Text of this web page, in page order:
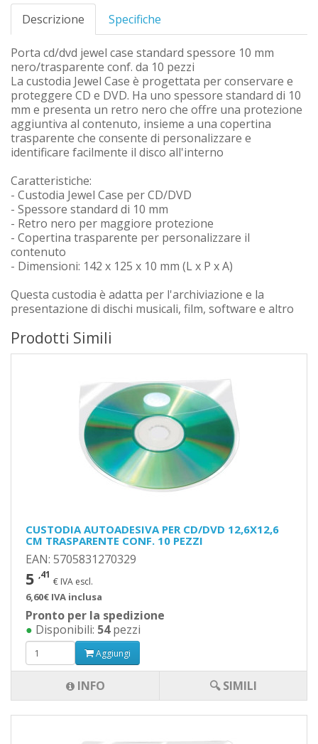
Descrizione Specifiche
Porta cd/dvd jewel case standard spessore 10 mm
nero/trasparente conf. da 10 pezzi
La custodia Jewel Case è progettata per conservare e
proteggere CD e DVD. Ha uno spessore standard di 10
mm e presenta un retro nero che offre una protezione
aggiuntiva al contenuto, insieme a una copertina
trasparente che consente di personalizzare e
identificare facilmente il disco all'interno
Caratteristiche:
- Custodia Jewel Case per CD/DVD
- Spessore standard di 10 mm
- Retro nero per maggiore protezione
- Copertina trasparente per personalizzare il
contenuto
- Dimensioni: 142 x 125 x 10 mm (L x P x A)
Questa custodia è adatta per l'archiviazione e la
presentazione di dischi musicali, film, software e altro
Prodotti Simili
CUSTODIA AUTOADESIVA PER CD/DVD 12,6X12,6
CM TRASPARENTE CONF. 10 PEZZI
EAN: 5705831270329
5 ,41
€ IVA escl.
6,60€ IVA inclusa
Pronto per la spedizione
● Disponibili: 54pezzi
Aggiungi
INFO 🔍 SIMILI